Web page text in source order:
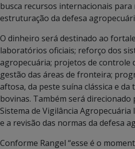
busca recursos internacionais
estruturação da defesa
O dinheiro será destinado ao
laboratórios oficiais; reforço dos
agropecuária; projetos de controle
gestão das áreas de fronteira;
aftosa, da peste suína clássica e
bovinas. Também será direcionado
Sistema de Vigilância
e a revisão das normas da defesa
Conforme Rangel “esse é o